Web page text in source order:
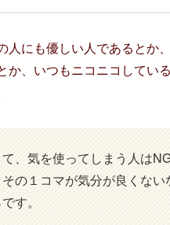
人にも優しい人であるとか
か、いつもニコニコしてい
、気を使ってしまう人は
の１コマが気分が良くな
す。